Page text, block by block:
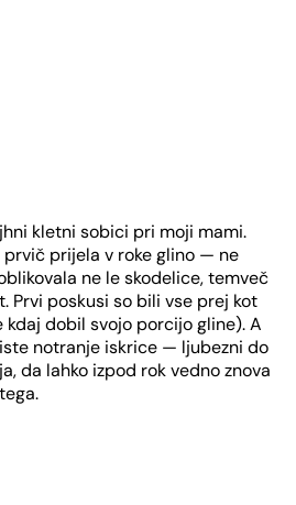
kletni sobici pri moji mami.
prijela v roke glino — ne
ne le skodelice, temveč
Prvi poskusi so bili vse prej kot
dobil svojo porcijo gline). A
notranje iskrice — ljubezni do
da lahko izpod rok vedno znova